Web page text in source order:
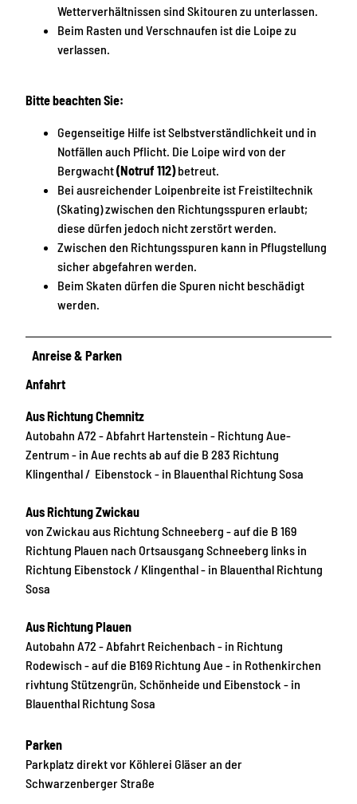
Wetterverhältnissen sind Skitouren zu unterlassen.
Beim Rasten und Verschnaufen ist die Loipe zu
verlassen.
Bitte beachten Sie:
Gegenseitige Hilfe ist Selbstverständlichkeit und in
Notfällen auch Pflicht. Die Loipe wird von der
Bergwacht(Notruf 112)betreut.
Bei ausreichender Loipenbreite ist Freistiltechnik
(Skating) zwischen den Richtungsspuren erlaubt;
diese dürfen jedoch nicht zerstört werden.
Zwischen den Richtungsspuren kann in Pflugstellung
sicher abgefahren werden.
Beim Skaten dürfen die Spuren nicht beschädigt
werden.
Anreise & Parken
Anfahrt
Aus Richtung Chemnitz
Autobahn A72 - Abfahrt Hartenstein - Richtung Aue-
Zentrum - in Aue rechts ab auf die B 283 Richtung
Klingenthal / Eibenstock - in Blauenthal Richtung Sosa
Aus Richtung Zwickau
von Zwickau aus Richtung Schneeberg - auf die B 169
Richtung Plauen nach Ortsausgang Schneeberg links in
Richtung Eibenstock / Klingenthal - in Blauenthal Richtung
Sosa
Aus Richtung Plauen
Autobahn A72 - Abfahrt Reichenbach - in Richtung
Rodewisch - auf die B169 Richtung Aue - in Rothenkirchen
rivhtung Stützengrün, Schönheide und Eibenstock - in
Blauenthal Richtung Sosa
Parken
Parkplatz direkt vor Köhlerei Gläser an der
Schwarzenberger Straße